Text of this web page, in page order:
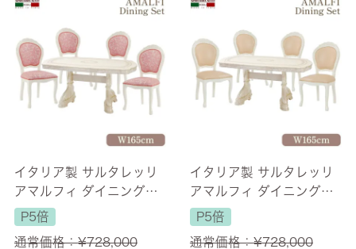
イタリア製 サルタレッリ
アマルフィ ダイニングセ
ット5P 4人掛け アイボリ
ー 幅165cm 【送料無料】
P5倍
通常価格：¥728,000
イタリア製 サルタレッリ
アマルフィ ダイニングセ
ット5P 4人掛け アイボリ
ー 幅165cm 【送料無料】
P5倍
通常価格：¥728,000